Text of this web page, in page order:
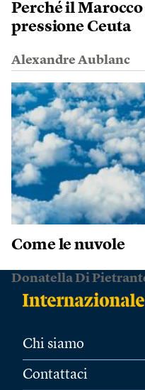
Perché il
pressione Ceuta
Alexandre Aublanc
Come le nuvole
Donatella Di
Chi siamo
Contattaci